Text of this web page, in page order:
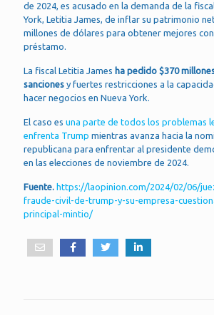
de 2024, es acusado en la demanda de la
York, Letitia James, de inflar su patrimonio
millones de dólares para obtener mejores
préstamo.
La fiscal Letitia James ha pedido $370
sanciones y fuertes restricciones a la
hacer negocios en Nueva York.
El caso es una parte de todos los problemas
enfrenta Trump mientras avanza hacia la
republicana para enfrentar al presidente
en las elecciones de noviembre de 2024.
Fuente. https://laopinion.com/2024/02/06/
fraude-civil-de-trump-y-su-empresa-
principal-mintio/